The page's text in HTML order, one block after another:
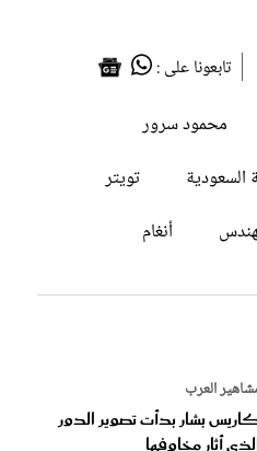
تابعونا على :
محمود سرور
السعودية
تويتر
أنغام
العرب
بشار بدأت تصوير الدور
أثار مخاوفها